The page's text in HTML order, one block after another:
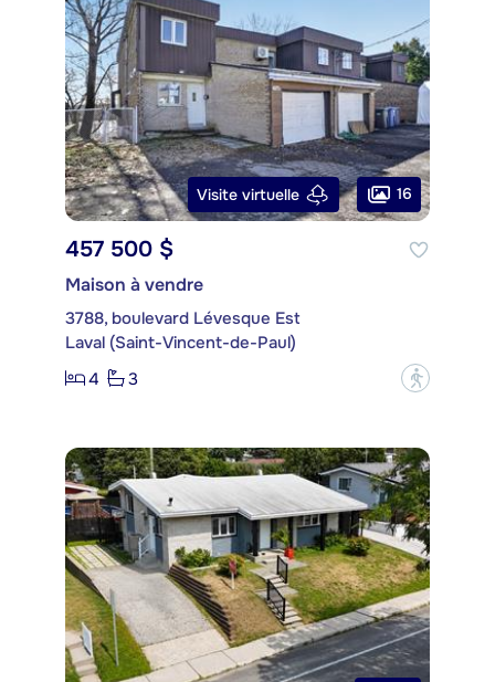
Visite virtuelle 16
457 500 $
Maison à vendre
3788, boulevard Lévesque Est
Laval (Saint-Vincent-de-Paul)
4
3 ?